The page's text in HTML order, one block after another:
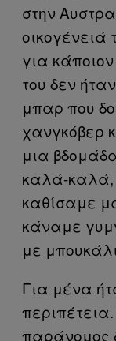
στην
οικογένειά
για
του δεν
μπαρ που
χανγκόβερ
μια
καλά-καλά,
καθίσαμε
κάναμε
με
Για μένα
παράνομος